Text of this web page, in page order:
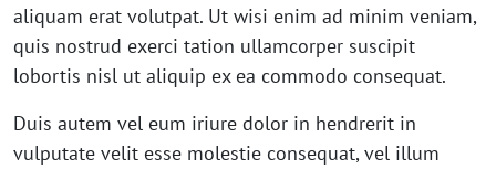
aliquam erat volutpat. Ut wisi enim ad minim veniam,
quis nostrud exerci tation ullamcorper suscipit
lobortis nisl ut aliquip ex ea commodo consequat.
Duis autem vel eum iriure dolor in hendrerit in
vulputate velit esse molestie consequat, vel illum